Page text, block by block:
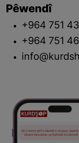
Pêwendî
+964 751
+964 751